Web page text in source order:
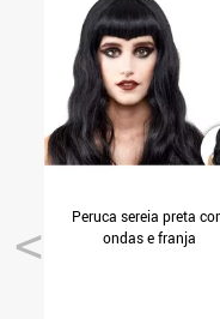
Peruca sereia preta
ondas e franja